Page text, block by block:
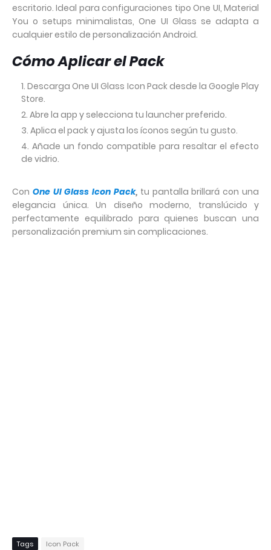
escritorio. Ideal para configuraciones tipo One UI, Material
You o setups minimalistas, One UI Glass se adapta a
cualquier estilo de personalización Android.
Cómo Aplicar el Pack
Descarga One UI Glass Icon Pack desde la Google Play
Store.
Abre la app y selecciona tu launcher preferido.
Aplica el pack y ajusta los íconos según tu gusto.
Añade un fondo compatible para resaltar el efecto
de vidrio.
Con One UI Glass Icon Pack, tu pantalla brillará con una
elegancia única. Un diseño moderno, translúcido y
perfectamente equilibrado para quienes buscan una
personalización premium sin complicaciones.
Tags Icon Pack